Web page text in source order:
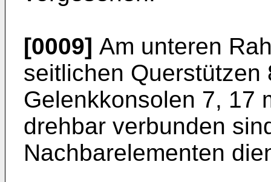
[0009] Am unteren
seitlichen Querstützen
Gelenkkonsolen 7, 17
drehbar verbunden
Nachbarelementen